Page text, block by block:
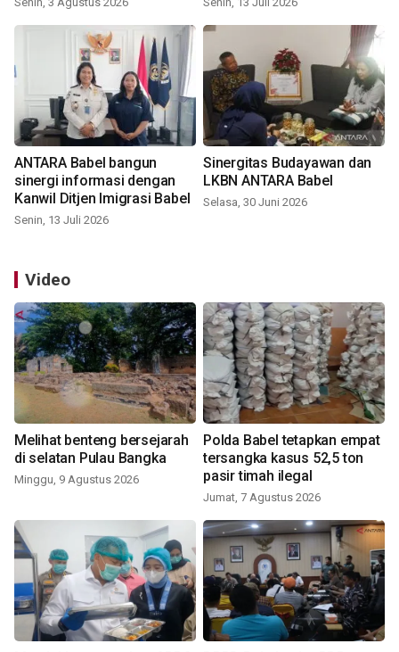
ANTARA Babel bangun
sinergi informasi dengan
Kanwil Ditjen Imigrasi Babel
Senin, 13 Juli 2026
Sinergitas Budayawan dan
LKBN ANTARA Babel
Selasa, 30 Juni 2026
Video
Melihat benteng bersejarah
di selatan Pulau Bangka
Minggu, 9 Agustus 2026
Polda Babel tetapkan empat
tersangka kasus 52,5 ton
pasir timah ilegal
Jumat, 7 Agustus 2026